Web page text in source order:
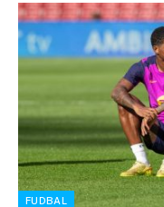
FUDBAL